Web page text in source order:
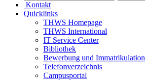
Kontakt
Quicklinks
THWS Homepage
THWS International
IT Service Center
Bibliothek
Bewerbung und Immatrikulation
Telefonverzeichnis
Campusportal